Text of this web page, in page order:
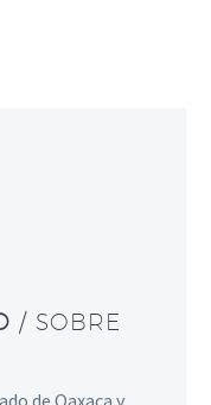
/ SOBRE